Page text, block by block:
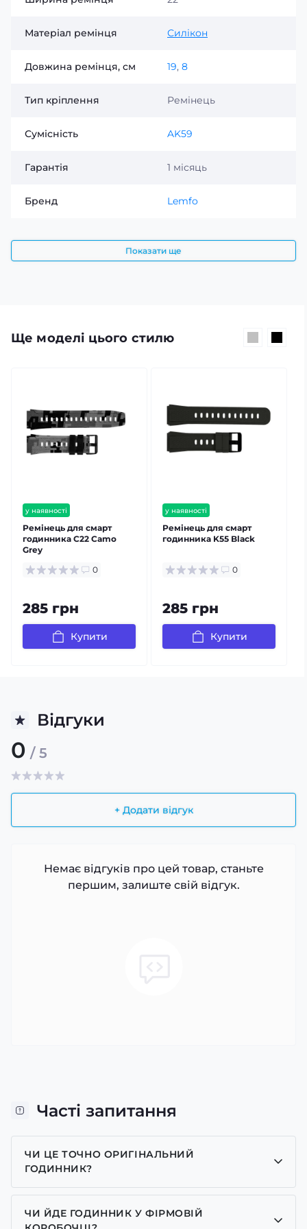
Матеріал ремінця Силікон
Довжина ремінця, см 19, 8
Тип кріплення Ремінець
Сумісність AK59
Гарантія 1 місяць
Бренд Lemfo
Показати ще
Ще моделі цього стилю
у наявності
Ремінець для смарт
годинника C22 Camo
Grey
0
285 грн
Купити
у наявності
Ремінець для смарт
годинника K55 Black
0
285 грн
Купити
Відгуки
0 / 5
+ Додати відгук
Немає відгуків про цей товар, станьте
першим, залиште свій відгук.
Часті запитання
ЧИ ЦЕ ТОЧНО ОРИГІНАЛЬНИЙ
ГОДИННИК?
Так, усі годинники у нас лише оригінальні, ми є
представником багатьох брендів.
ЧИ ЙДЕ ГОДИННИК У ФІРМОВІЙ